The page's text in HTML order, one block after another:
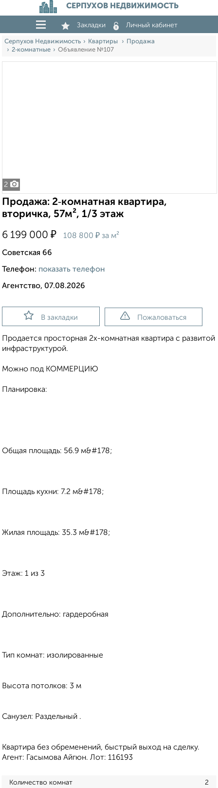
СЕРПУХОВ НЕДВИЖИМОСТЬ
Закладки Личный кабинет
Серпухов Недвижимость Квартиры
Продажа
2‑комнатные
Объявление №107
2
Продажа: 2‑комнатная квартира,
вторичка, 57м², 1/3 этаж
6 199 000 ₽ 108 800 ₽ за м²
Советская 66
Телефон: показать телефон
Агентство, 07.08.2026
В закладки Пожаловаться
Продается просторная 2х-комнатная квартира с развитой
инфраструктурой.
Можно под КОММЕРЦИЮ
Планировка:
Общая площадь: 56.9 м&#178;
Площадь кухни: 7.2 м&#178;
Жилая площадь: 35.3 м&#178;
Этаж: 1 из 3
Дополнительно: гардеробная
Тип комнат: изолированные
Высота потолков: 3 м
Санузел: Раздельный .
Квартира без обременений, быстрый выход на сделку.
Агент: Гасымова Айгюн. Лот: 116193
Количество комнат 2